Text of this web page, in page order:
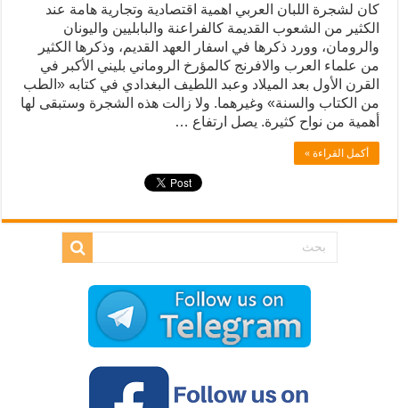
كان لشجرة اللبان العربي اهمية اقتصادية وتجارية هامة عند
الكثير من الشعوب القديمة كالفراعنة والبابليين واليونان
والرومان، وورد ذكرها في اسفار العهد القديم، وذكرها الكثير
من علماء العرب والافرنج كالمؤرخ الروماني بليني الأكبر في
القرن الأول بعد الميلاد وعبد اللطيف البغدادي في كتابه «الطب
من الكتاب والسنة» وغيرهما. ولا زالت هذه الشجرة وستبقى لها
أهمية من نواح كثيرة. يصل ارتفاع …
أكمل القراءة »